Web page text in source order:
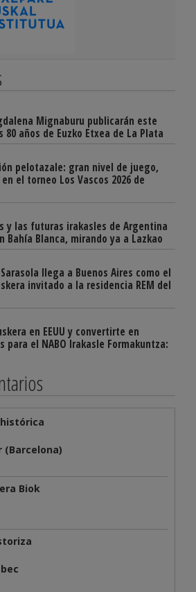
Mignaburu publicarán este
años de Euzko Etxea de La Plata
pelotazale: gran nivel de juego,
el torneo Los Vascos 2026 de
y las futuras irakasles de Argentina
Bahía Blanca, mirando ya a Lazkao
llega a Buenos Aires como el
invitado a la residencia REM del
en EEUU y convertirte en
para el NABO Irakasle Formakuntza:
(Barcelona)
Biok